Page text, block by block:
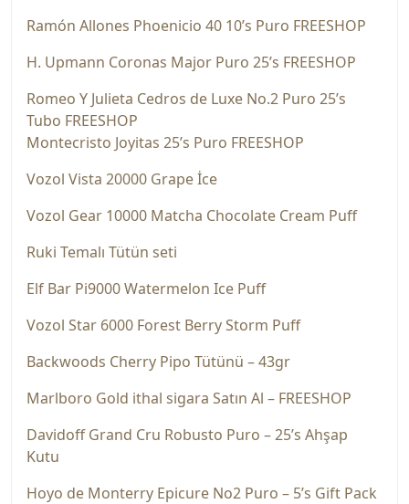
Ramón Allones Phoenicio 40 10’s Puro FREESHOP
H. Upmann Coronas Major Puro 25’s FREESHOP
Romeo Y Julieta Cedros de Luxe No.2 Puro 25’s
Tubo FREESHOP
Montecristo Joyitas 25’s Puro FREESHOP
Vozol Vista 20000 Grape İce
Vozol Gear 10000 Matcha Chocolate Cream Puff
Ruki Temalı Tütün seti
Elf Bar Pi9000 Watermelon Ice Puff
Vozol Star 6000 Forest Berry Storm Puff
Backwoods Cherry Pipo Tütünü – 43gr
Marlboro Gold ithal sigara Satın Al – FREESHOP
Davidoff Grand Cru Robusto Puro – 25’s Ahşap
Kutu
Hoyo de Monterry Epicure No2 Puro – 5’s Gift Pack